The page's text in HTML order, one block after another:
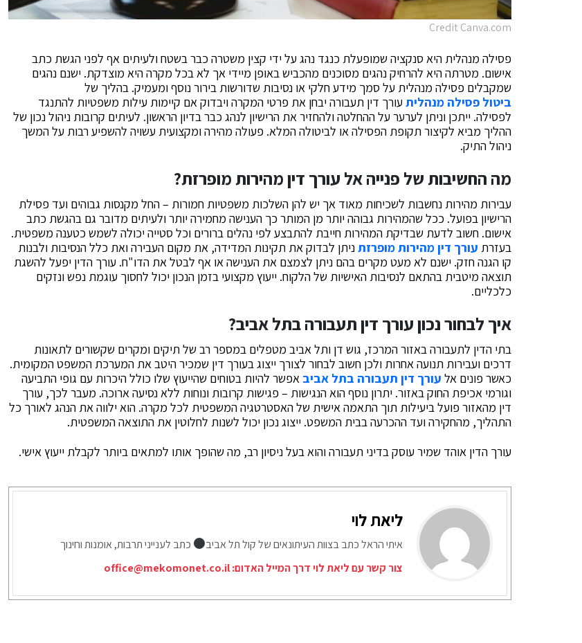
Credit Canva.com
פסילה מנהלית היא סנקציה שמופעלת כנגד נהג על ידי קצין משטרה כבר בשטח ולעיתים אף לפני הגשת כתב
אישום. מטרתה היא להרחיק נהגים מסוכנים מהכביש באופן מיידי אך לא בכל מקרה היא מוצדקת. ישנם נהגים
שמקבלים פסילה מנהלית על סמך מידע חלקי או נסיבות שדורשות בירור נוסף ומעמיק. בהליך של
ביטול פסילה מנהלית עורך דין תעבורה יבחן את פרטי המקרה ויבדוק אם קיימות עילות משפטיות להתנגד
לפסילה. ייתכן וניתן לערער על ההחלטה ולהחזיר את הרישיון לנהג כבר בדיון הראשון. לעיתים קרובות ניהול נכון של
ההליך מביא לקיצור תקופת הפסילה או לביטולה המלא. פעולה מהירה ומקצועית עשויה להשפיע רבות על המשך
ניהול התיק.
מה החשיבות של פנייה אל עורך דין מהירות מופרזת?
עבירות מהירות נחשבות לשכיחות מאוד אך יש להן השלכות משפטיות חמורות – החל מקנסות גבוהים ועד פסילת
הרישיון בפועל. ככל שהמהירות גבוהה יותר מן המותר כך הענישה מחמירה יותר ולעיתים מדובר גם בהגשת כתב
אישום. חשוב לדעת שבדיקת המהירות חייבת להתבצע לפי נהלים ברורים וכל סטייה יכולה לשמש כטענה משפטית.
בעזרת עורך דין מהירות מופרזתניתן לבדוק את תקינות המדידה, את מקום העבירה ואת כלל הנסיבות ולבנות
קו הגנה חזק. ישנם לא מעט מקרים בהם ניתן לצמצם את הענישה או אף לבטל את הדו"ח. עורך הדין יפעל להשגת
תוצאה מיטבית בהתאם לנסיבות האישיות של הלקוח. ייעוץ מקצועי בזמן הנכון יכול לחסוך עוגמת נפש ונזקים
כלכליים.
איך לבחור נכון עורך דין תעבורה בתל אביב?
בתי הדין לתעבורה באזור המרכז, גוש דן ותל אביב מטפלים במספר רב של תיקים ומקרים שקשורים לתאונות
דרכים ועבירות תנועה אחרות ולכן חשוב לבחור לצורך ייצוג בעורך דין שמכיר היטב את המערכת המשפט המקומית.
כאשר פונים אל עורך דין תעבורה בתל אביב אפשר להיות בטוחים שהייעוץ שלו כולל היכרות עם גופי התביעה
וגורמי אכיפת החוק באזור. יתרון נוסף הוא הנגישות – פגישות קרובות ונוחות ללא נסיעה ארוכה. מעבר לכך, עורך
דין מהאזור פועל ביעילות תוך התאמה אישית של האסטרטגיה המשפטית לכל מקרה. הוא ילווה את הנהג לאורך כל
התהליך, מהחקירה ועד ההכרעה בבית המשפט. ייצוג נכון יכול לשנות לחלוטין את התוצאה המשפטית.
עורך הדין אוהד שמיר עוסק בדיני תעבורה והוא בעל ניסיון רב, מה שהופך אותו למתאים ביותר לקבלת ייעוץ אישי.
ליאת לוי
איתי הראל כתב בצוות העיתונאים של קול תל אביב
כתב לענייני תרבות, אומנות וחינוך
צור קשר עם ליאת לוי דרך המייל האדום:office@mekomonet.co.il